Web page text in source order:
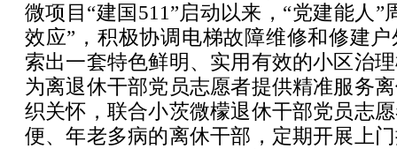
微项目“建国511”启动以来，“党建能人”
效应”，积极协调电梯故障维修和修建
索出一套特色鲜明、实用有效的小区治
为离退休干部党员志愿者提供精准服务
织关怀，联合小茨微檬退休干部党员志
便、年老多病的离休干部，定期开展上